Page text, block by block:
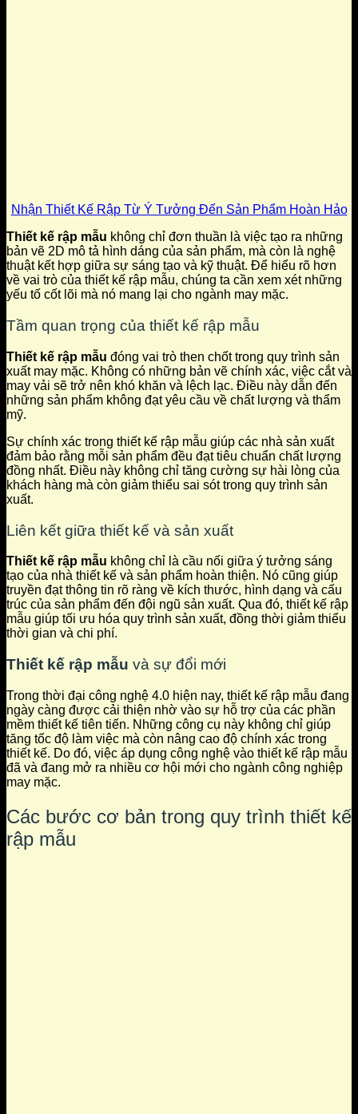
Nhận Thiết Kế Rập Từ Ý Tưởng Đến Sản Phẩm Hoàn Hảo
Thiết kế rập mẫu không chỉ đơn thuần là việc tạo ra những
bản vẽ 2D mô tả hình dáng của sản phẩm, mà còn là nghệ
thuật kết hợp giữa sự sáng tạo và kỹ thuật. Để hiểu rõ hơn
về vai trò của thiết kế rập mẫu, chúng ta cần xem xét những
yếu tố cốt lõi mà nó mang lại cho ngành may mặc.
Tầm quan trọng của thiết kế rập mẫu
Thiết kế rập mẫu đóng vai trò then chốt trong quy trình sản
xuất may mặc. Không có những bản vẽ chính xác, việc cắt và
may vải sẽ trở nên khó khăn và lệch lạc. Điều này dẫn đến
những sản phẩm không đạt yêu cầu về chất lượng và thẩm
mỹ.
Sự chính xác trong thiết kế rập mẫu giúp các nhà sản xuất
đảm bảo rằng mỗi sản phẩm đều đạt tiêu chuẩn chất lượng
đồng nhất. Điều này không chỉ tăng cường sự hài lòng của
khách hàng mà còn giảm thiểu sai sót trong quy trình sản
xuất.
Liên kết giữa thiết kế và sản xuất
Thiết kế rập mẫu không chỉ là cầu nối giữa ý tưởng sáng
tạo của nhà thiết kế và sản phẩm hoàn thiện. Nó cũng giúp
truyền đạt thông tin rõ ràng về kích thước, hình dạng và cấu
trúc của sản phẩm đến đội ngũ sản xuất. Qua đó, thiết kế rập
mẫu giúp tối ưu hóa quy trình sản xuất, đồng thời giảm thiểu
thời gian và chi phí.
Thiết kế rập mẫu và sự đổi mới
Trong thời đại công nghệ 4.0 hiện nay, thiết kế rập mẫu đang
ngày càng được cải thiện nhờ vào sự hỗ trợ của các phần
mềm thiết kế tiên tiến. Những công cụ này không chỉ giúp
tăng tốc độ làm việc mà còn nâng cao độ chính xác trong
thiết kế. Do đó, việc áp dụng công nghệ vào thiết kế rập mẫu
đã và đang mở ra nhiều cơ hội mới cho ngành công nghiệp
may mặc.
Các bước cơ bản trong quy trình thiết kế
rập mẫu